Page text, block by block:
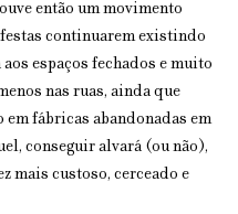
então um movimento
continuarem existindo
espaços fechados e muito
nas ruas, ainda que
fábricas abandonadas em
conseguir alvará (ou não),
mais custoso, cerceado e